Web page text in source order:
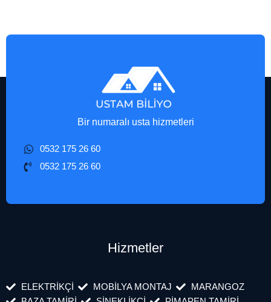
Bir numaralı usta hizmetleri
0532 175 26 60
0532 175 26 60
Hizmetler
ELEKTRİKÇİ MOBİLYA MONTAJ
MARANGOZ